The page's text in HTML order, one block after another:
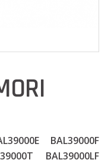
BAL39000F
BAL39000LF